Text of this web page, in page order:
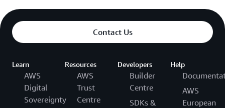
Contact Us
Learn
AWS
Digital
Sovereignty
Resources
AWS
Trust
Centre
Developers
Builder
Centre
SDKs &
Help
AWS
European